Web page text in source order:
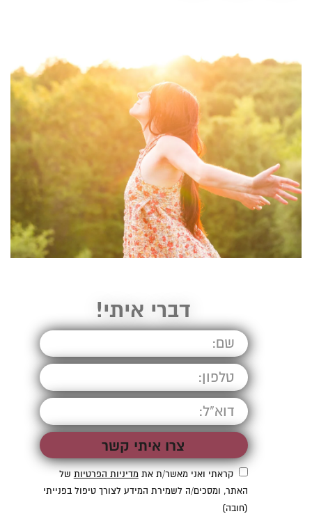
האתר, ומסכים/ה לשמירת המידע לצורך טיפול
בפנייתי (חובה)
דברי איתי!
קראתי ואני מאשר/ת אתמדיניות הפרטיות של
האתר, ומסכים/ה לשמירת המידע לצורך טיפול בפנייתי
(חובה)